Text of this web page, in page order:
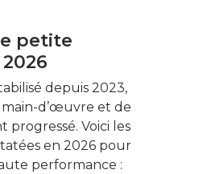
petite
depuis 2023,
main-d’œuvre et de
progressé. Voici les
en 2026 pour
performance :